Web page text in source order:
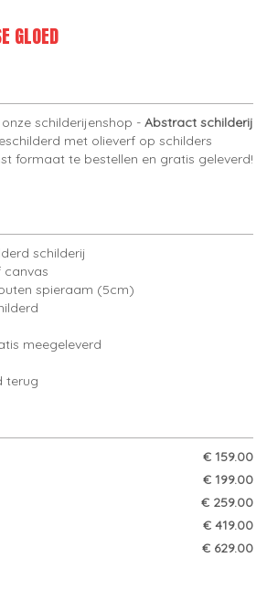
GLOED
schilderijenshop - Abstract schilderij
met olieverf op schilders
formaat te bestellen en gratis geleverd!
schilderij
canvas
spieraam (5cm)
meegeleverd
terug
€ 159.00
€ 199.00
€ 259.00
€ 419.00
€ 629.00